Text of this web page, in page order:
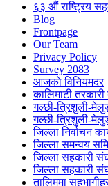
६३ औं राष्ट्रिय
Blog
Frontpage
Our Team
Privacy Policy
Survey 2083
आजकाे विनियमदर
कालिमाटी
गल्छी-त्रिशुली-
गल्छी-त्रिशुली-
जिल्ला निर्वाचन
जिल्ला समन्वय
जिल्ला सहकारी
जिल्ला सहकारी
तालिममा